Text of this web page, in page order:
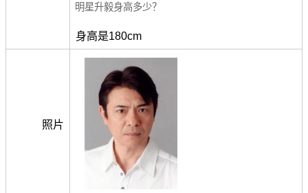
明星升毅身高多少？
身高是180cm
照片